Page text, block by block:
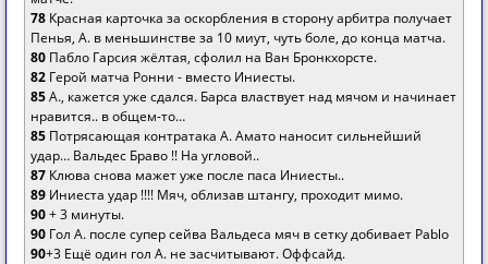
78 Красная карточка за оскорбления в сторону арбитра получает
Пенья, А. в меньшинстве за 10 миут, чуть боле, до конца матча.
80 Пабло Гарсия жёлтая, сфолил на Ван Бронкхорсте.
82 Герой матча Ронни - вместо Иниесты.
85А., кажется уже сдался. Барса властвует над мячом и начинает
нравится.. в общем-то…
85 Потрясающая контратака А. Амато наносит сильнейший
удар… Вальдес Браво !! На угловой..
87 Клюва снова мажет уже после паса Иниесты..
89 Иниеста удар !!!! Мяч, облизав штангу, проходит мимо.
90+ 3 минуты.
90 Гол А. после супер сейва Вальдеса мяч в сетку добивает Pablo
90+3 Ещё один гол А. не засчитывают. Оффсайд.